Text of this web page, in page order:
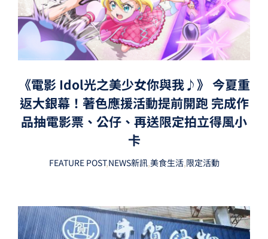
《電影 Idol光之美少女你與我♪》 今夏重
返大銀幕！著色應援活動提前開跑 完成作
品抽電影票、公仔、再送限定拍立得風小
卡
FEATURE POST,NEWS新訊,美食生活,限定活動